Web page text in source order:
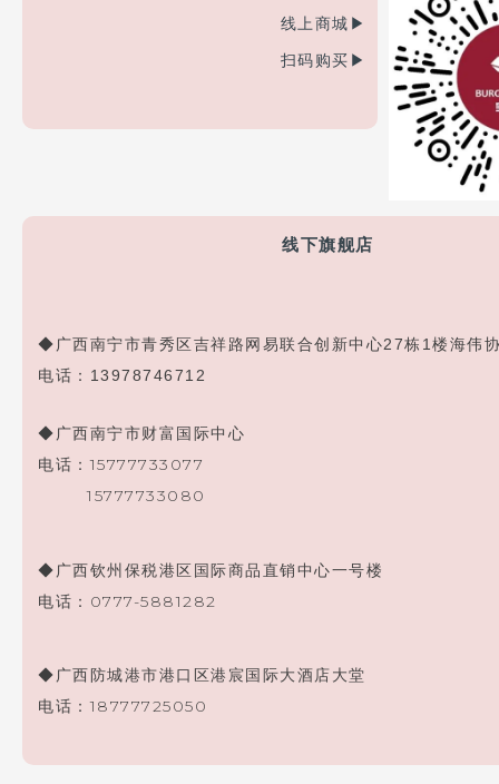
线上商城▶
扫码购买▶
线下旗舰店
◆广西南宁市青秀区吉祥路网易联合创新中心27栋1楼海伟
电话：13978746712
◆广西南宁市财富国际中心
电话：15777733077
15777733080
◆广西钦州保税港区国际商品直销中心一号楼
电话：0777-5881282
◆广西防城港市港口区港宸国际大酒店大堂
电话：18777725050